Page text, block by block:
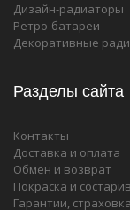
Дизайн-радиаторы
Ретро-батареи
Декоративные
Разделы сайта
Контакты
Доставка и оплата
Обмен и возврат
Покраска и
Гарантии,